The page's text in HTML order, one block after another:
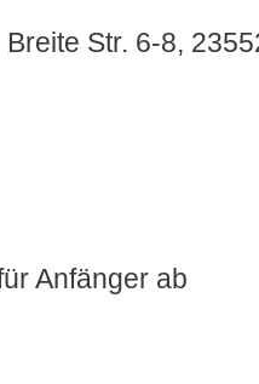
Breite Str. 6-8,